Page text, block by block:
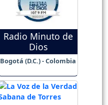
Radio Minuto de
Dios
Bogotá (D.C.) - Colombia